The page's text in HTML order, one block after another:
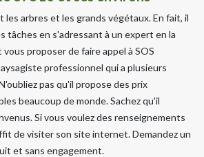
les arbres et les grands végétaux. En fait, il
tâches en s'adressant à un expert en la
proposer de faire appel à SOS
professionnel qui a plusieurs
pas qu'il propose des prix
beaucoup de monde. Sachez qu'il
Si vous voulez des renseignements
de visiter son site internet. Demandez un
et sans engagement.